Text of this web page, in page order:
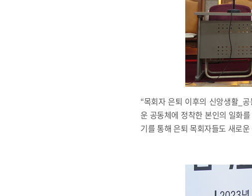
“목회자 은퇴 이후의 신앙생활_
운 공동체에 정착한 본인의 일화
기를 통해 은퇴 목회자들도 새로